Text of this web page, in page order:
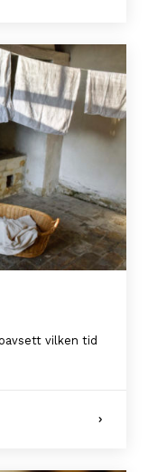
vilken tid